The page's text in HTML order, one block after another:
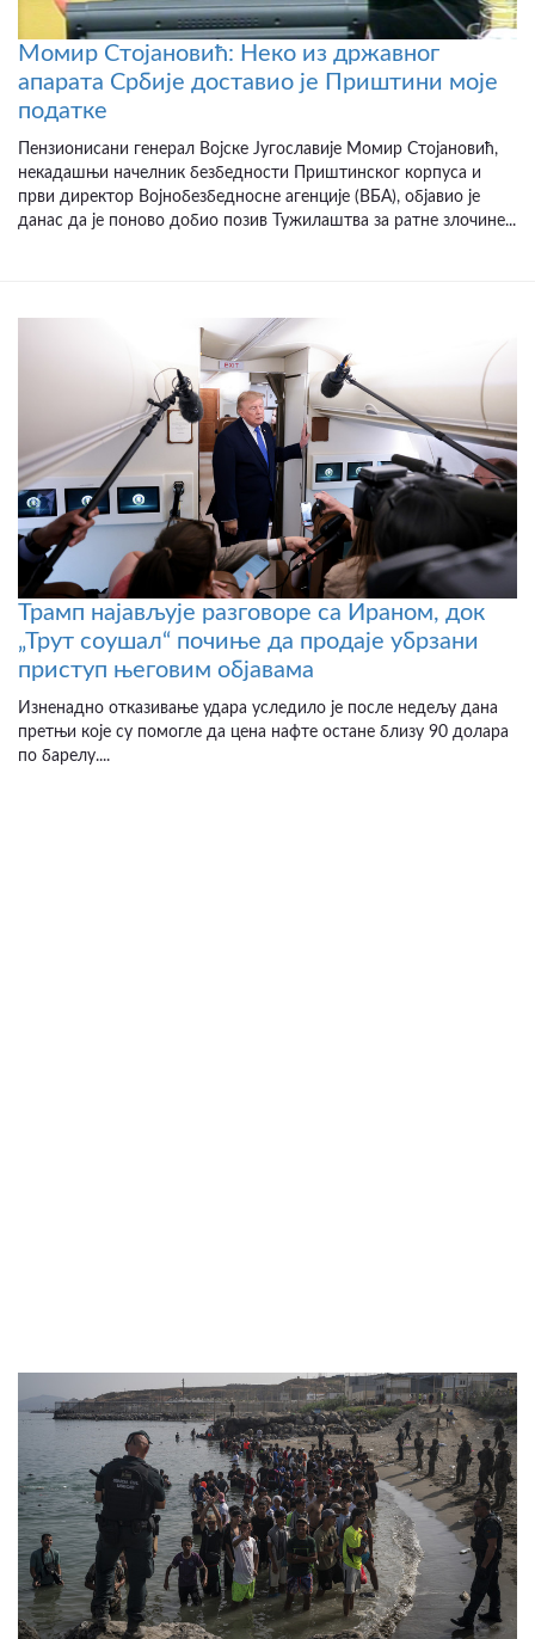
Момир Стојановић: Неко из државног
апарата Србије доставио је Приштини моје
податке
Пензионисани генерал Војске Југославије Момир Стојановић,
некадашњи начелник безбедности Приштинског корпуса и
први директор Војнобезбедносне агенције (ВБА), објавио је
данас да је поново добио позив Тужилаштва за ратне злочине...
Трамп најављује разговоре са Ираном, док
„Трут соушал“ почиње да продаје убрзани
приступ његовим објавама
Изненадно отказивање удара уследило је после недељу дана
претњи које су помогле да цена нафте остане близу 90 долара
по барелу....